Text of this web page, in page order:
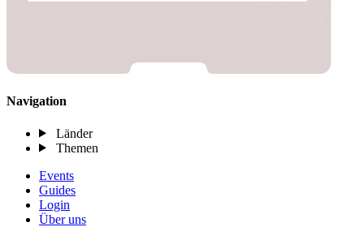
Navigation
Länder
Themen
Events
Guides
Login
Über uns